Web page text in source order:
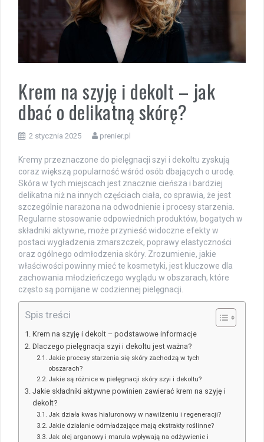
Krem na szyję i dekolt – jak
dbać o delikatną skórę?
2 stycznia 2025 prenier.pl
Kremy przeznaczone do pielęgnacji szyi i dekoltu zyskują
coraz większą popularność wśród osób dbających o urodę.
Skóra w tych miejscach jest znacznie cieńsza i bardziej
delikatna niż na innych częściach ciała, co sprawia, że jest
szczególnie narażona na odwodnienie i procesy starzenia.
Regularne stosowanie odpowiednich produktów, bogatych w
składniki aktywne, może przynieść widoczne efekty w
postaci wygładzenia zmarszczek, poprawy elastyczności
oraz ogólnego odmłodzenia skóry. Zrozumienie, jakie
właściwości powinny mieć te kosmetyki, jest kluczowe dla
zachowania młodzieńczego wyglądu w obszarach, które
często są pomijane w codziennej pielęgnacji.
Spis treści
Krem na szyję i dekolt – podstawowe informacje
Dlaczego pielęgnacja szyi i dekoltu jest ważna?
Jakie procesy starzenia się skóry zachodzą w tych
obszarach?
Jakie są różnice w pielęgnacji skóry szyi i dekoltu?
Jakie składniki aktywne powinien zawierać krem na szyję i
dekolt?
Jak działa kwas hialuronowy w nawilżeniu i regeneracji?
Jakie działanie odmładzające mają ekstrakty roślinne?
Jak olej arganowy i marula wpływają na odżywienie i